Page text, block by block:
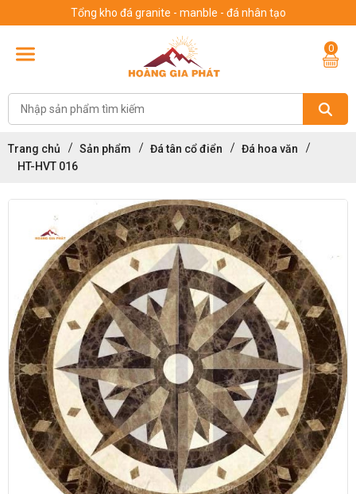
Tổng kho đá granite - manble - đá nhân tạo
0
Trang chủ Sản phẩm Đá tân cổ điển
Đá hoa văn
HT-HVT 016